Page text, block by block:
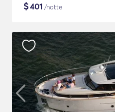
$401 /notte